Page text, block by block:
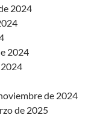
2024
2024
de 2024
de 2025